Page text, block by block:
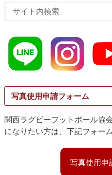
写真使用申請フォーム
関西ラグビーフットボール協
になりたい方は、下記フォー
写真使用申